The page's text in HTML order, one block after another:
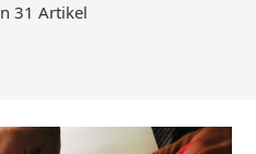
31 Artikel